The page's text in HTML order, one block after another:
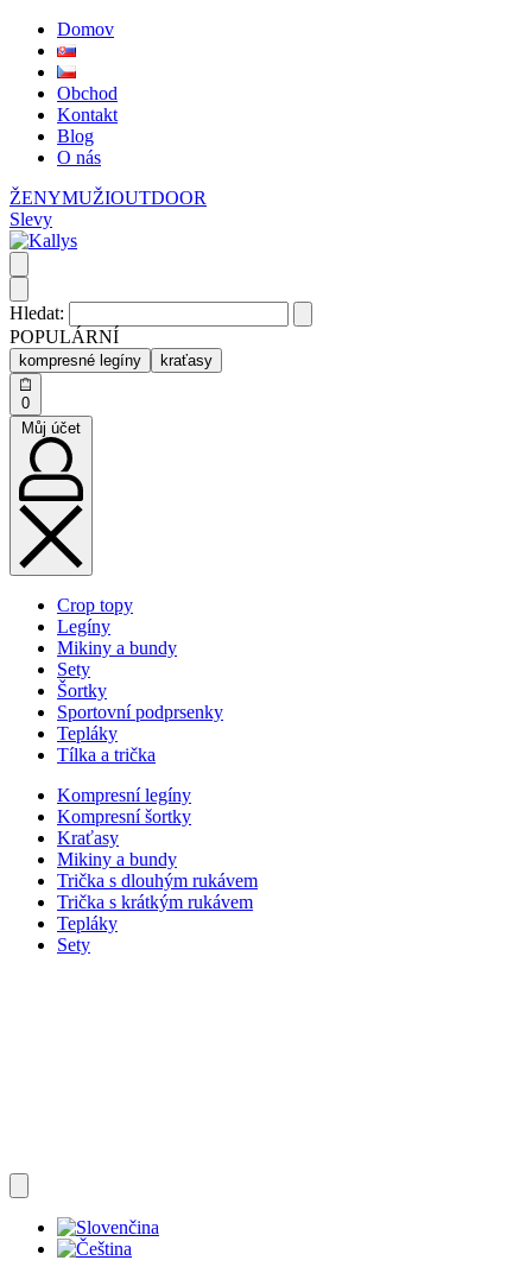
Domov
Obchod
Kontakt
Blog
O nás
ŽENYMUŽIOUTDOOR
Slevy
Hledat:
POPULÁRNÍ
kompresné legíny kraťasy
0
Můj účet
Crop topy
Legíny
Mikiny a bundy
Sety
Šortky
Sportovní podprsenky
Tepláky
Tílka a trička
Kompresní legíny
Kompresní šortky
Kraťasy
Mikiny a bundy
Trička s dlouhým rukávem
Trička s krátkým rukávem
Tepláky
Sety